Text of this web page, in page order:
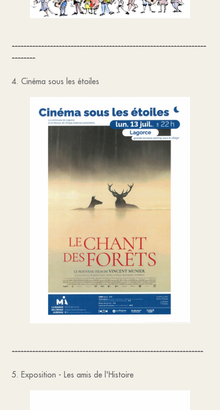
------------------------------------------------------------------
--------
4. Cinéma sous les étoiles
-----------------------------------------------------------------
5. Exposition - Les amis de l'Histoire